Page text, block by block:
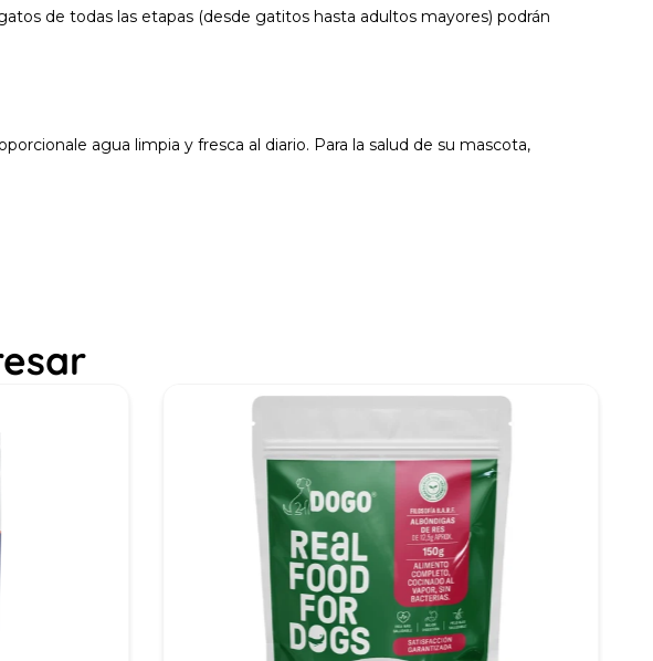
de todas las etapas (desde gatitos hasta adultos mayores) podrán
agua limpia y fresca al diario. Para la salud de su mascota,